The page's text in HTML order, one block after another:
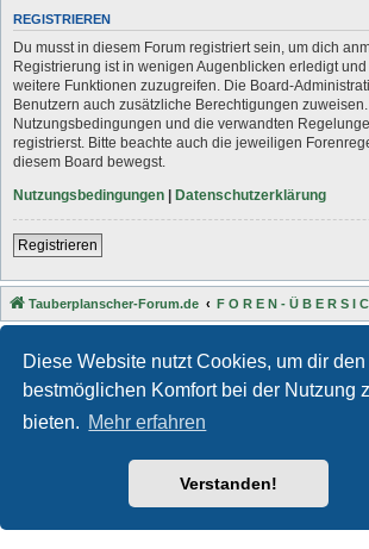
Diese Website nutzt Cookies, um dir den
bestmöglichen Komfort bei der Nutzung
bieten. Mehr erfahren
Verstanden!
REGISTRIEREN
Du musst in diesem Forum registriert sein, um dich
Registrierung ist in wenigen Augenblicken erledigt
weitere Funktionen zuzugreifen. Die Board-
Benutzern auch zusätzliche Berechtigungen
Nutzungsbedingungen und die verwandten
registrierst. Bitte beachte auch die jeweiligen
diesem Board bewegst.
Nutzungsbedingungen | Datenschutzerklärung
Registrieren
Tauberplanscher-Forum.de F O R E N - Ü B E R S I
Powered byphpBB® Forum Software ©
Datenschutz|Nutzungsbedingungen